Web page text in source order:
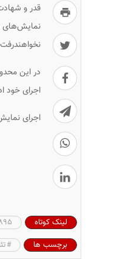
قدر و
در این
اجرای خود
اجرای نمایش‌ها، از روز
لینک کوتاه
برچسب ها